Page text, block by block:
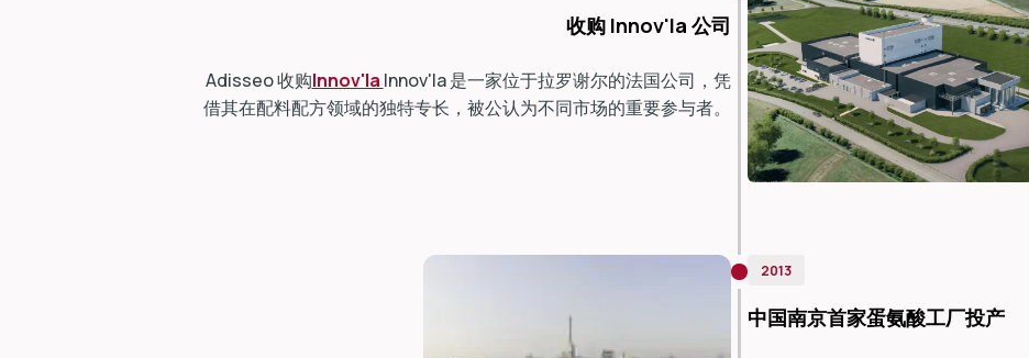
收购 Innov'Ia 公司
Adisseo 收购Innov'Ia Innov'Ia 是一家位于拉罗谢尔的法国公司，凭
借其在配料配方领域的独特专长，被公认为不同市场的重要参与者。
2013
中国南京首家蛋氨酸工厂投产